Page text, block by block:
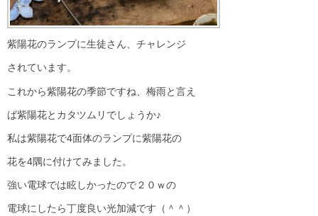
紫陽花のランプに生徒さん、チャレンジ
されています。
これから紫陽花の季節ですね、梅雨と言え
ば紫陽花とカタツムリでしょうか♪
私は紫陽花で4面体のランプに紫陽花の
花を4隅に付けてみました。
強い電球では眩しかったので２０ｗの
電球にしたら丁度良い光加減です（＾＾）